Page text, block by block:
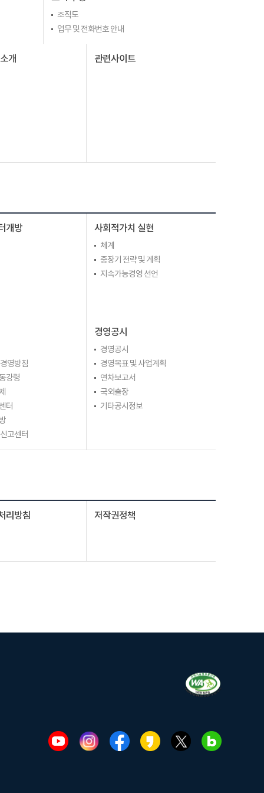
조직도
업무 및 전화번호 안내
개 관련사이트
개방 사회적가치 실현
체계
중장기 전략 및 계획
지속가능경영 선언
영방침
강령
터
고센터
경영공시
경영공시
경영목표 및 사업계획
연차보고서
국외출장
기타공시정보
리방침 저작권정책